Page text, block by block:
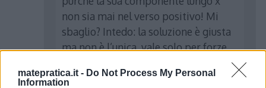
matepratica.it - Do Not Process My Personal
Information
non sia mai nel verso positivo! Mi
sbaglio? Intedo: la soluzione è giusta
ma non è l’unica, vale solo per forze